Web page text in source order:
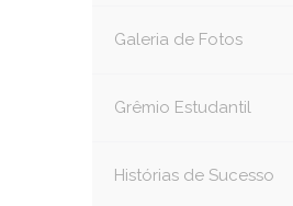
Galeria de Fotos
Grêmio Estudantil
Histórias de Sucesso